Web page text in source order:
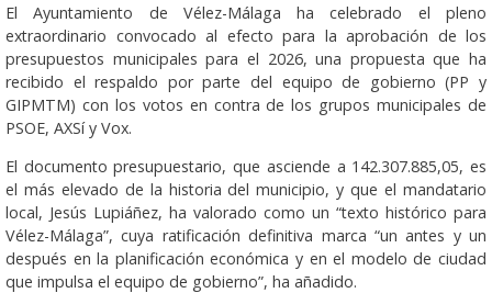
El Ayuntamiento de Vélez-Málaga ha celebrado el pleno
extraordinario convocado al efecto para la aprobación de los
presupuestos municipales para el 2026, una propuesta que ha
recibido el respaldo por parte del equipo de gobierno (PP y
GIPMTM) con los votos en contra de los grupos municipales de
PSOE, AXSí y Vox.
El documento presupuestario, que asciende a 142.307.885,05, es
el más elevado de la historia del municipio, y que el mandatario
local, Jesús Lupiáñez, ha valorado como un “texto histórico para
Vélez-Málaga”, cuya ratificación definitiva marca “un antes y un
después en la planificación económica y en el modelo de ciudad
que impulsa el equipo de gobierno”, ha añadido.